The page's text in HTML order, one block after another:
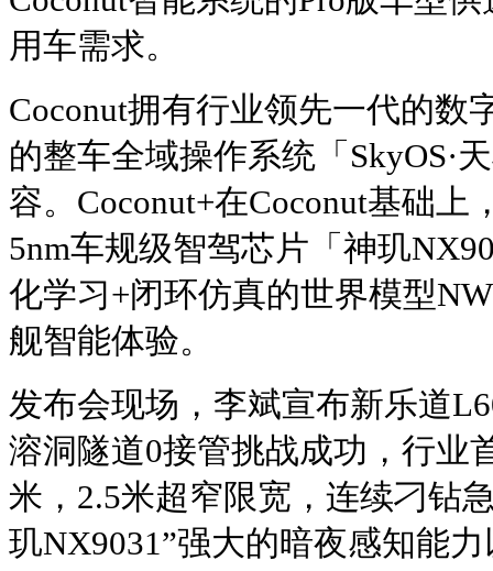
用车需求。
Coconut拥有行业领先一代的数
的整车全域操作系统「SkyOS·
容。Coconut+在Coconut基础
5nm车规级智驾芯片「神玑
化学习+闭环仿真的世界模型
舰智能体验。
发布会现场，李斌宣布新乐道
溶洞隧道0接管挑战成功，行业
米，2.5米超窄限宽，连续刁钻
玑NX9031”强大的暗夜感知能